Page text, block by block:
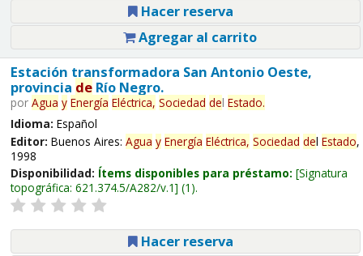
Hacer reserva
Agregar al carrito
Estación transformadora San Antonio Oeste,
provincia deRío Negro.
por Agua y Energía Eléctrica, Sociedad del Estado.
Idioma: Español
Editor: Buenos Aires: Agua y Energía Eléctrica, Sociedad del Estado,
1998
Disponibilidad: Ítems disponibles para préstamo: Signatura
topográfica: 621.374.5/A282/v.1 (1).
Hacer reserva